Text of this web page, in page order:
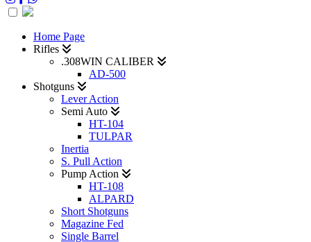
Home Page
Rifles
.308WIN CALIBER
AD-500
Shotguns
Lever Action
Semi Auto
HT-104
TULPAR
Inertia
S. Pull Action
Pump Action
HT-108
ALPARD
Short Shotguns
Magazine Fed
Single Barrel